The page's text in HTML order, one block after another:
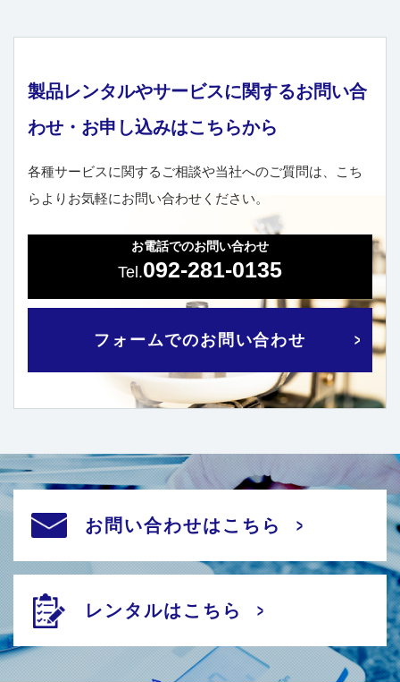
製品レンタルやサービスに関するお問い合
わせ・お申し込みはこちらから
各種サービスに関するご相談や当社へのご質問は、こち
らよりお気軽にお問い合わせください。
お電話でのお問い合わせ
092-281-0135
フォームでのお問い合わせ
お問い合わせはこちら
レンタルはこちら